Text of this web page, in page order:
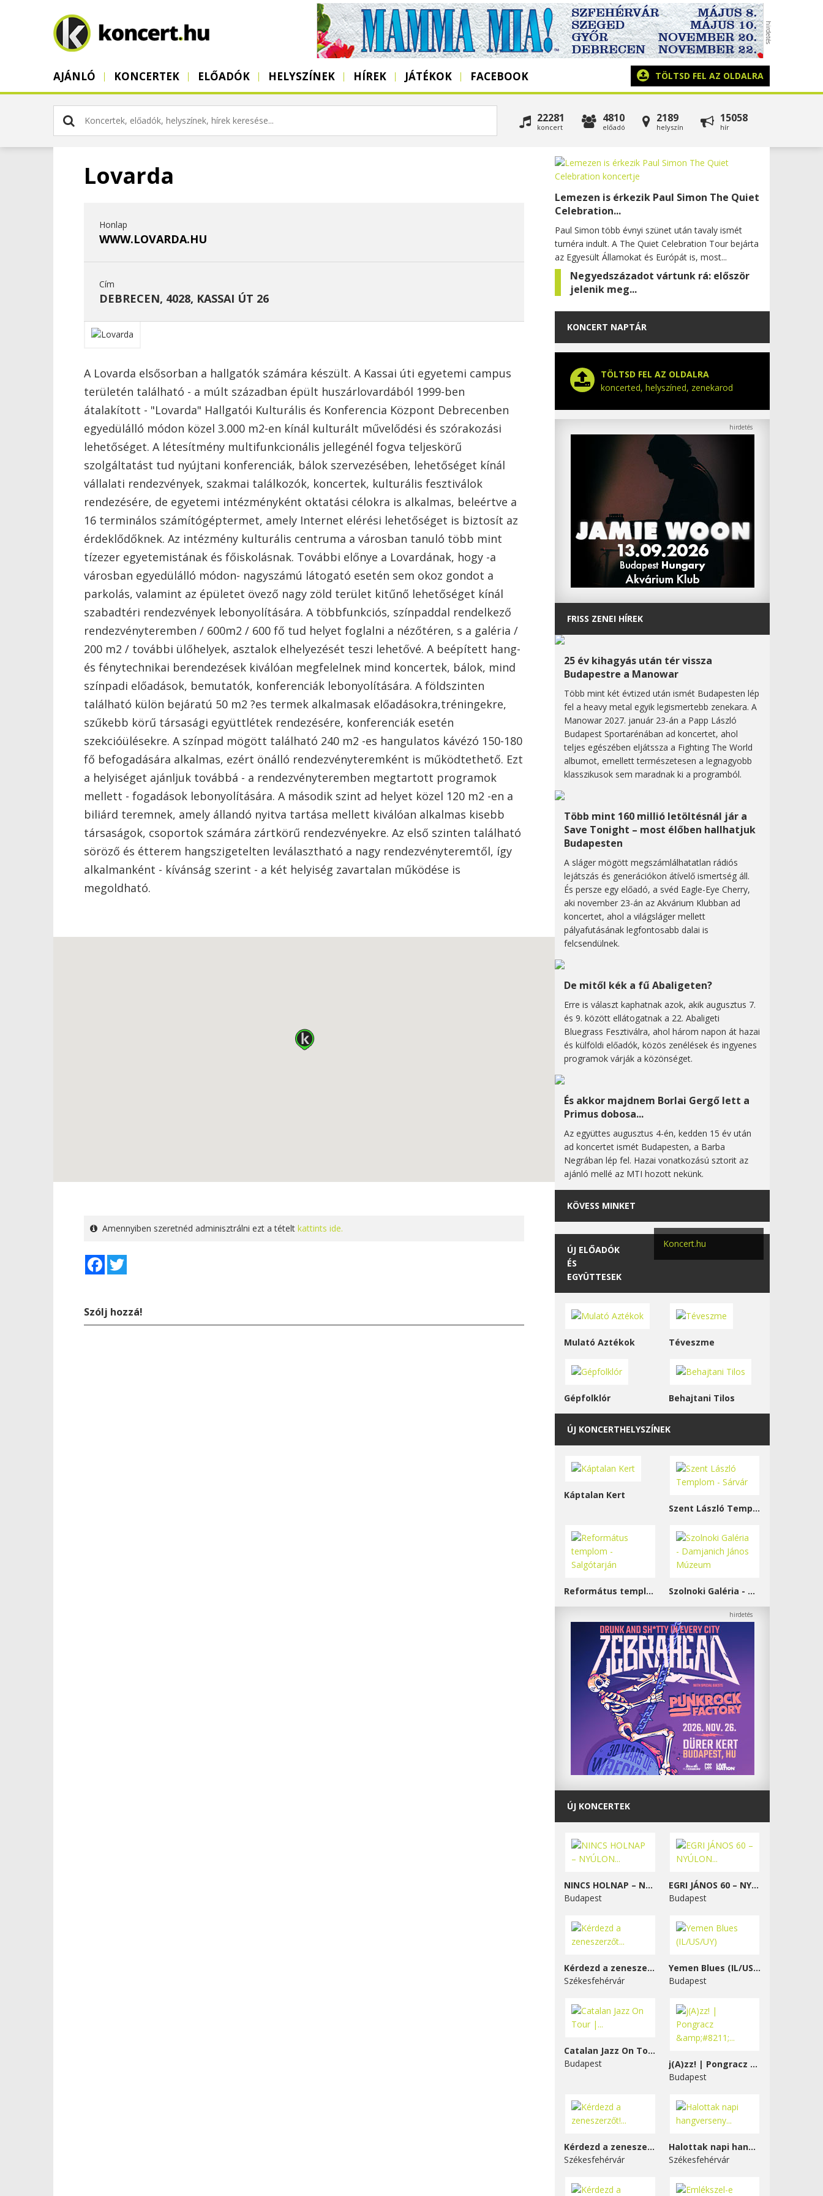
AJÁNLÓ KONCERTEK ELŐADÓK HELYSZÍNEK HÍREK JÁTÉKOK FACEBOOK TÖLTSD FEL AZ OLDALRA
22281
koncert
4810
előadó
2189
helyszín
15058
hír
Lovarda
Honlap
WWW.LOVARDA.HU
Cím
DEBRECEN, 4028, KASSAI ÚT 26
A Lovarda elsősorban a hallgatók számára készült. A Kassai úti egyetemi campus
területén található - a múlt században épült huszárlovardából 1999-ben
átalakított - "Lovarda" Hallgatói Kulturális és Konferencia Központ Debrecenben
egyedülálló módon közel 3.000 m2-en kínál kulturált művelődési és szórakozási
lehetőséget. A létesítmény multifunkcionális jellegénél fogva teljeskörű
szolgáltatást tud nyújtani konferenciák, bálok szervezésében, lehetőséget kínál
vállalati rendezvények, szakmai találkozók, koncertek, kulturális fesztiválok
rendezésére, de egyetemi intézményként oktatási célokra is alkalmas, beleértve a
16 terminálos számítógéptermet, amely Internet elérési lehetőséget is biztosít az
érdeklődőknek. Az intézmény kulturális centruma a városban tanuló több mint
tízezer egyetemistának és főiskolásnak. További előnye a Lovardának, hogy -a
városban egyedülálló módon- nagyszámú látogató esetén sem okoz gondot a
parkolás, valamint az épületet övező nagy zöld terület kitűnő lehetőséget kínál
szabadtéri rendezvények lebonyolítására. A többfunkciós, színpaddal rendelkező
rendezvényteremben / 600m2 / 600 fő tud helyet foglalni a nézőtéren, s a galéria /
200 m2 / további ülőhelyek, asztalok elhelyezését teszi lehetővé. A beépített hang-
és fénytechnikai berendezések kiválóan megfelelnek mind koncertek, bálok, mind
színpadi előadások, bemutatók, konferenciák lebonyolítására. A földszinten
található külön bejáratú 50 m2 ?es termek alkalmasak előadásokra,tréningekre,
szűkebb körű társasági együttlétek rendezésére, konferenciák esetén
szekcióülésekre. A színpad mögött található 240 m2 -es hangulatos kávézó 150-180
fő befogadására alkalmas, ezért önálló rendezvényteremként is működtethető. Ezt
a helyiséget ajánljuk továbbá - a rendezvényteremben megtartott programok
mellett - fogadások lebonyolítására. A második szint ad helyet közel 120 m2 -en a
biliárd teremnek, amely állandó nyitva tartása mellett kiválóan alkalmas kisebb
társaságok, csoportok számára zártkörű rendezvényekre. Az első szinten található
söröző és étterem hangszigetelten leválasztható a nagy rendezvényteremtől, így
alkalmanként - kívánság szerint - a két helyiség zavartalan működése is
megoldható.
Amennyiben szeretnéd adminisztrálni ezt a tételt kattints ide.
Facebook
Szólj hozzá!
Lemezen is érkezik Paul Simon The Quiet
Celebration...
Paul Simon több évnyi szünet után tavaly ismét
turnéra indult. A The Quiet Celebration Tour bejárta
az Egyesült Államokat és Európát is, most...
Negyedszázadot vártunk rá: először
jelenik meg...
KONCERT NAPTÁR
TÖLTSD FEL AZ OLDALRA
koncerted, helyszíned, zenekarod
FRISS ZENEI HÍREK
25 év kihagyás után tér vissza
Budapestre a Manowar
Több mint két évtized után ismét Budapesten lép
fel a heavy metal egyik legismertebb zenekara. A
Manowar 2027. január 23-án a Papp László
Budapest Sportarénában ad koncertet, ahol
teljes egészében eljátssza a Fighting The World
albumot, emellett természetesen a legnagyobb
klasszikusok sem maradnak ki a programból.
Több mint 160 millió letöltésnál jár a
Save Tonight – most élőben hallhatjuk
Budapesten
A sláger mögött megszámlálhatatlan rádiós
lejátszás és generációkon átívelő ismertség áll.
És persze egy előadó, a svéd Eagle-Eye Cherry,
aki november 23-án az Akvárium Klubban ad
koncertet, ahol a világsláger mellett
pályafutásának legfontosabb dalai is
felcsendülnek.
De mitől kék a fű Abaligeten?
Erre is választ kaphatnak azok, akik augusztus 7.
és 9. között ellátogatnak a 22. Abaligeti
Bluegrass Fesztiválra, ahol három napon át hazai
és külföldi előadók, közös zenélések és ingyenes
programok várják a közönséget.
És akkor majdnem Borlai Gergő lett a
Primus dobosa...
Az együttes augusztus 4-én, kedden 15 év után
ad koncertet ismét Budapesten, a Barba
Negrában lép fel. Hazai vonatkozású sztorit az
ajánló mellé az MTI hozott nekünk.
KÖVESS MINKET
Koncert.hu
ÚJ ELŐADÓK
ÉS
EGYÜTTESEK
Mulató Aztékok Téveszme
Gépfolklór Behajtani Tilos
ÚJ KONCERTHELYSZÍNEK
Káptalan Kert
Szent László Templom - Sárvár
Református templom - Salgótarján Szolnoki Galéria - Damjanich János Múzeum
ÚJ KONCERTEK
NINCS HOLNAP – NYÚLON...
Budapest
EGRI JÁNOS 60 – NYÚLON...
Budapest
Kérdezd a zeneszerzőt...
Székesfehérvár
Yemen Blues (IL/US/UY)
Budapest
Catalan Jazz On Tour |...
Budapest
j(A)zz! | Pongracz &#8211;...
Budapest
Kérdezd a zeneszerzőt!...
Székesfehérvár
Halottak napi hangverseny...
Székesfehérvár